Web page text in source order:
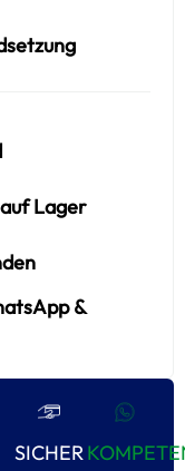
Lager
&
SICHER